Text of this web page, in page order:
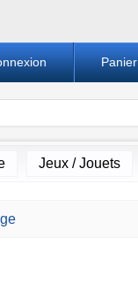
Panier
Jeux / Jouets